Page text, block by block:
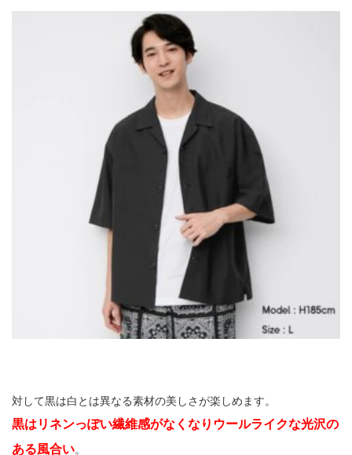
対して黒は白とは異なる素材の美しさが楽しめます。
黒はリネンっぽい繊維感がなくなりウールライクな光沢の
ある風合い。